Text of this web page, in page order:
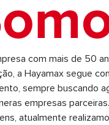
com mais de 50
a Hayamax segue
sempre buscando
empresas
atualmente